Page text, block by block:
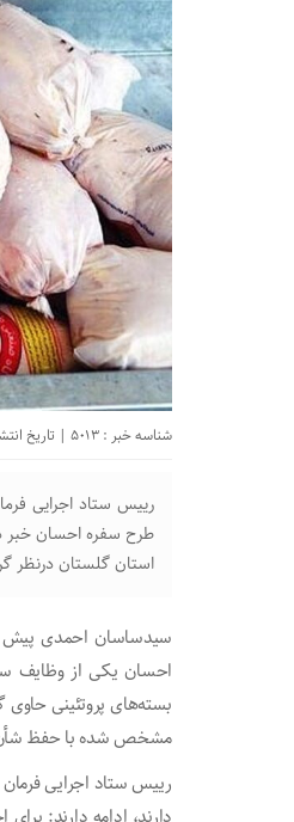
شناسه خبر : 5013 | تاریخ انتشار : 08 آذر 1401 - 18:38 |
استان گلستان درنظر
سیدساسان احمدی پیش
احسان یکی از وظایف
مشخص شده با حفظ شأن